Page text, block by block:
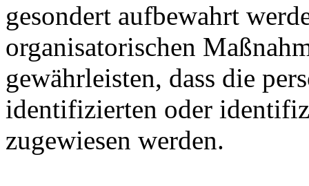
gesondert aufbewahrt
organisatorischen
gewährleisten, dass die
identifizierten oder
zugewiesen werden.